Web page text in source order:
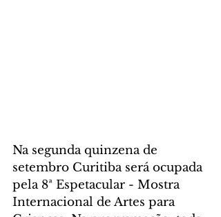
Na segunda quinzena de
setembro Curitiba será ocupada
pela 8ª Espetacular - Mostra
Internacional de Artes para